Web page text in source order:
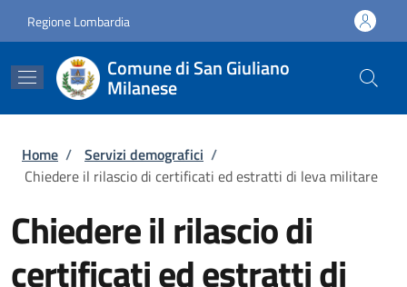
Regione Lombardia
Comune di San Giuliano
Milanese
Briciole di pane
Home / Servizi demografici /
Chiedere il rilascio di certificati ed estratti di leva militare
Chiedere il rilascio di
certificati ed estratti di